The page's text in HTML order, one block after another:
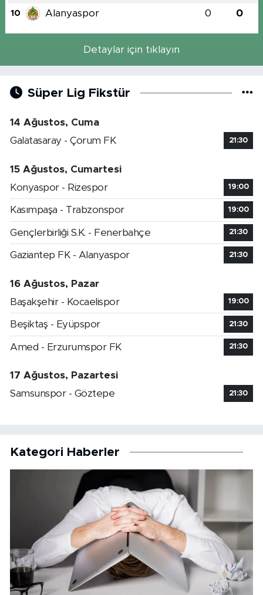
10 Alanyaspor 0 0
Detaylar için tıklayın
Süper Lig Fikstür
14 Ağustos, Cuma
Galatasaray - Çorum FK
21:30
15 Ağustos, Cumartesi
Konyaspor - Rizespor
19:00
Kasımpaşa - Trabzonspor 19:00
Gençlerbirliği S.K. - Fenerbahçe 21:30
Gaziantep FK - Alanyaspor 21:30
16 Ağustos, Pazar
Başakşehir - Kocaelispor
19:00
Beşiktaş - Eyüpspor 21:30
Amed - Erzurumspor FK 21:30
17 Ağustos, Pazartesi
Samsunspor - Göztepe
21:30
Kategori Haberler